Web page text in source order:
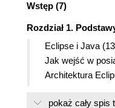
Wstęp (7)
Rozdział 1.
Eclipse i Java
Jak wejść w
Architektura
Pierwszy
pokaż cały spis